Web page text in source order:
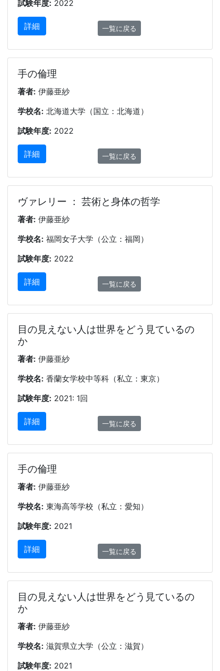
試験年度: 2022
詳細 一覧に戻る
手の倫理
著者: 伊藤亜紗
学校名: 北海道大学（国立：北海道）
試験年度: 2022
詳細 一覧に戻る
ヴァレリー ： 芸術と身体の哲学
著者: 伊藤亜紗
学校名: 福岡女子大学（公立：福岡）
試験年度: 2022
詳細 一覧に戻る
目の見えない人は世界をどう見ているの
か
著者: 伊藤亜紗
学校名: 香蘭女学校中等科（私立：東京）
試験年度: 2021: 1回
詳細 一覧に戻る
手の倫理
著者: 伊藤亜紗
学校名: 東海高等学校（私立：愛知）
試験年度: 2021
詳細 一覧に戻る
目の見えない人は世界をどう見ているの
か
著者: 伊藤亜紗
学校名: 滋賀県立大学（公立：滋賀）
試験年度: 2021